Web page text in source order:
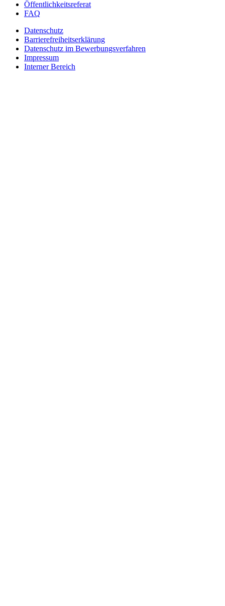
Öffentlichkeitsreferat
FAQ
Datenschutz
Barrierefreiheitserklärung
Datenschutz im Bewerbungsverfahren
Impressum
Interner Bereich